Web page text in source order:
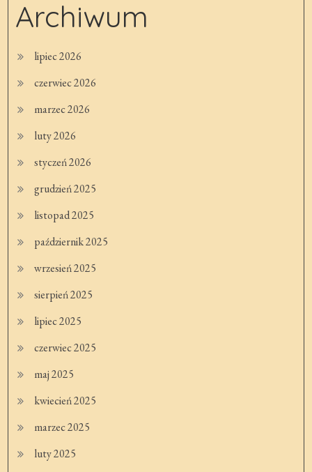
Archiwum
lipiec 2026
czerwiec 2026
marzec 2026
luty 2026
styczeń 2026
grudzień 2025
listopad 2025
październik 2025
wrzesień 2025
sierpień 2025
lipiec 2025
czerwiec 2025
maj 2025
kwiecień 2025
marzec 2025
luty 2025